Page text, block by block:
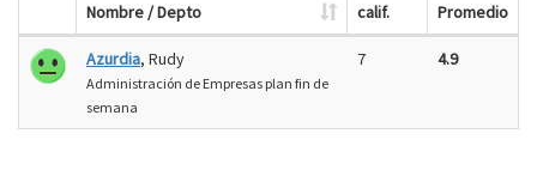
Nombre / Depto
calif.
Promedio
Azurdia, Rudy
Administración de Empresas plan fin de
semana
7 4.9